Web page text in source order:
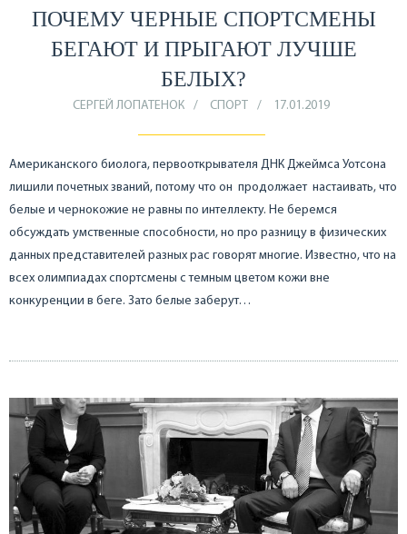
ПОЧЕМУ ЧЕРНЫЕ СПОРТСМЕНЫ
БЕГАЮТ И ПРЫГАЮТ ЛУЧШЕ
БЕЛЫХ?
СЕРГЕЙ ЛОПАТЕНОК СПОРТ 17.01.2019
Американского биолога, первооткрывателя ДНК Джеймса Уотсона
лишили почетных званий, потому что он продолжает настаивать, что
белые и чернокожие не равны по интеллекту. Не беремся
обсуждать умственные способности, но про разницу в физических
данных представителей разных рас говорят многие. Известно, что на
всех олимпиадах спортсмены с темным цветом кожи вне
конкуренции в беге. Зато белые заберут…